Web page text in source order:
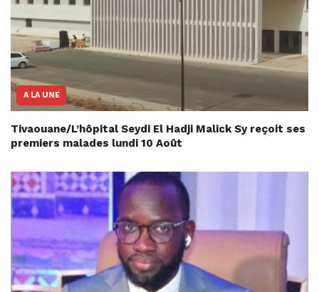
A LA UNE
Tivaouane/L’hôpital Seydi El Hadji Malick Sy reçoit ses
premiers malades lundi 10 Août